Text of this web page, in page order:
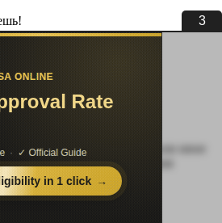
3
(целиком или частично) или иное
без письменного разрешения
не допускается.